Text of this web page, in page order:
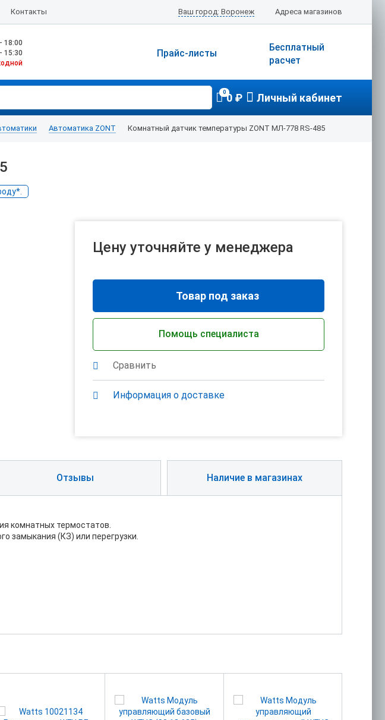
Контакты Адреса магазинов
Ваш город: Воронеж
18:00
15:30
Бесплатный
расчет
Прайс-листы
00 ₽ Личный кабинет
Автоматика ZONT Комнатный датчик температуры ZONT МЛ-778 RS-485
Цену уточняйте у менеджера
Товар под заказ
Помощь специалиста
Сравнить
Информация о доставке
Отзывы Наличие в магазинах
комнатных термостатов.
замыкания (КЗ) или перегрузки.